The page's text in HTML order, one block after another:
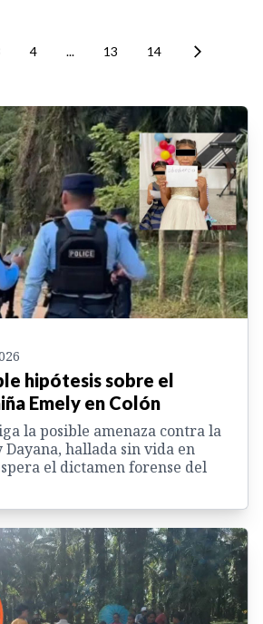
4 ... 13 14
hipótesis sobre el
Emely en Colón
la posible amenaza contra la
hallada sin vida en
el dictamen forense del